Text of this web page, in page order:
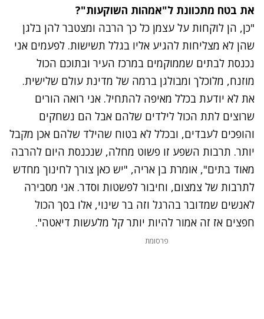
את בטח מתכוונת ל"אמהות השוקעות"?
"כן, הן לוקחות על עצמן כל כך הרבה ומצטבר להן בלגן
שהן לא מצליחות להגיע אליו בגלל תשישות. לפעמים אני
נכנסת לבתים שממוקמים במרכז העיר ובתוכם הכול
מוזנח, מלוכלך ומבולגן ברמה של מדינת עולם שלישית.
את לא יודעת בכלל מאיפה להתחיל. אני רואה הורים
שרוצים לתת הכול לילדים שלהם אבל הם נשחקים
והופכים לעבדים, ובכלל לא בטוח שהילד שלהם אכן מקבל
יותר. תרבות השפע זו פשוט מחלה, שנכנסת היום להרבה
מאוד בתים", אומרת בן אריה, "יש כאן צורך לחינוך מחדש
לתרבות של צמצום, וחיבור לפשטות וסדר. אני מסבירה
לאנשים שמדובר בהרגל וזה בר שינוי, אלו בסך הכול
חפצים אז זה אמור להיות יותר קל מלעשות דיאטה".
פרסומת